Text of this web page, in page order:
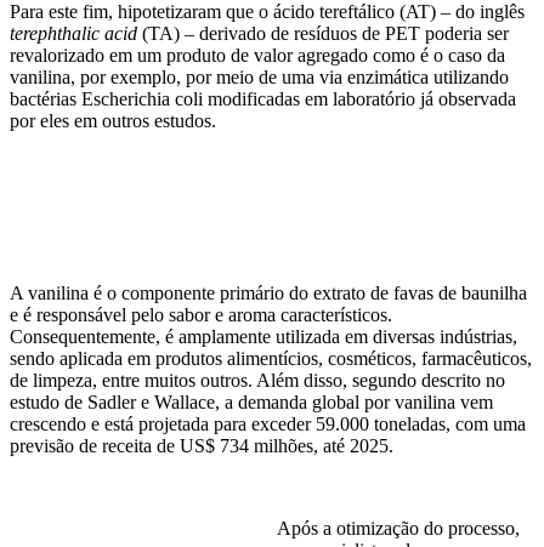
Para este fim, hipotetizaram que o ácido tereftálico (AT) – do inglês
terephthalic acid (TA) – derivado de resíduos de PET poderia ser
revalorizado em um produto de valor agregado como é o caso da
vanilina, por exemplo, por meio de uma via enzimática utilizando
bactérias Escherichia coli modificadas em laboratório já observada
por eles em outros estudos.
A vanilina é o componente primário do extrato de favas de baunilha
e é responsável pelo sabor e aroma característicos.
Consequentemente, é amplamente utilizada em diversas indústrias,
sendo aplicada em produtos alimentícios, cosméticos, farmacêuticos,
de limpeza, entre muitos outros. Além disso, segundo descrito no
estudo de Sadler e Wallace, a demanda global por vanilina vem
crescendo e está projetada para exceder 59.000 toneladas, com uma
previsão de receita de US$ 734 milhões, até 2025.
Após a otimização do processo,